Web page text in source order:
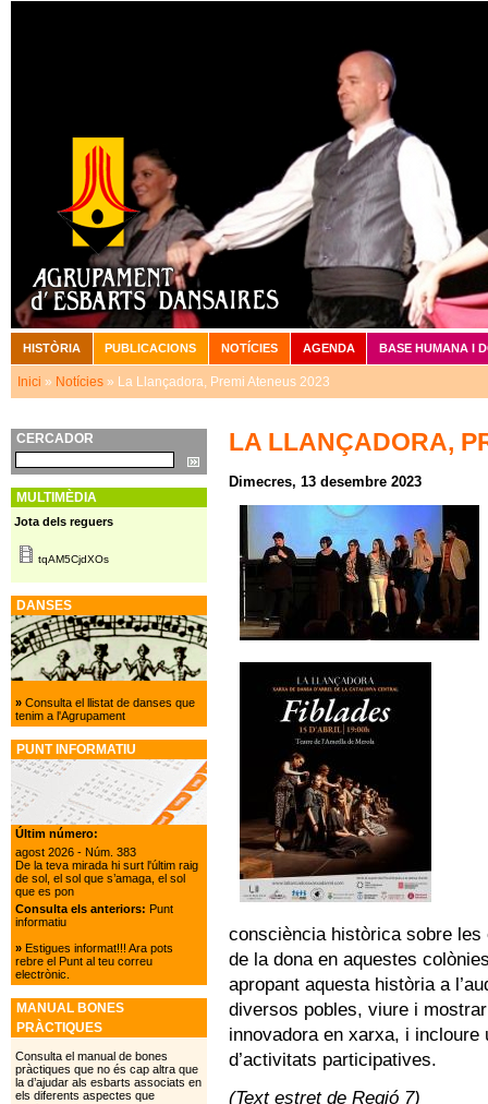
LA LLANÇADORA,
Dimecres, 13 desembre 2023
consciència històrica sobre
de la dona en aquestes
apropant aquesta història a
diversos pobles, viure i
innovadora en xarxa, i
d’activitats participatives.
(Text estret de Regió 7)
Menú principal
HISTÒRIA PUBLICACIONS NOTÍCIES AGENDA BASE HUMANA I
Esteu aquí
Inici » Notícies » La Llançadora, Premi Ateneus 2023
CERCADOR
Cerca
MULTIMÈDIA
Jota dels reguers
tqAM5CjdXOs
DANSES
»Consulta el llistat de danses que
tenim a l'Agrupament
PUNT INFORMATIU
Últim número:
agost 2026 - Núm. 383
De la teva mirada hi surt l'últim raig
de sol, el sol que s’amaga, el sol
que es pon
Consulta els anteriors: Punt
informatiu
»Estigues informat!!! Ara pots
rebre el Punt al teu correu
electrònic.
MANUAL BONES
PRÀCTIQUES
Consulta el manual de bones
pràctiques que no és cap altra que
la d’ajudar als esbarts associats en
els diferents aspectes que